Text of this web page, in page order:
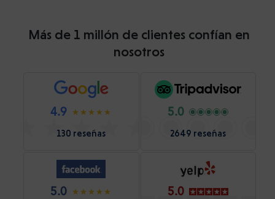
Más de 1 millón de clientes confían en
nosotros
4.9
130 reseñas
5.0
2649 reseñas
5.0 5.0